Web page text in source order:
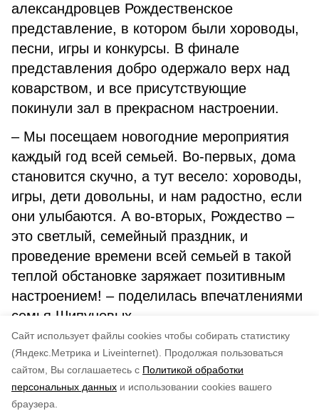
Cайт использует файлы cookies чтобы собирать статистику
(Яндекс.Метрика и Liveinternet).
Продолжая пользоваться
сайтом, Вы соглашаетесь с Политикой обработки
персональных данных и использовании cookies вашего
браузера.
александровцев Рождественское
представление, в котором были хороводы,
песни, игры и конкурсы. В финале
представления добро одержало верх над
коварством, и все присутствующие
покинули зал в прекрасном настроении.
– Мы посещаем новогодние мероприятия
каждый год всей семьей. Во-первых, дома
становится скучно, а тут весело: хороводы,
игры, дети довольны, и нам радостно, если
они улыбаются. А во-вторых, Рождество –
это светлый, семейный праздник, и
проведение времени всей семьей в такой
теплой обстановке заряжает позитивным
настроением! – поделилась впечатлениями
семья Шипуновых.
Авторы: Инна Волгина
по оценке